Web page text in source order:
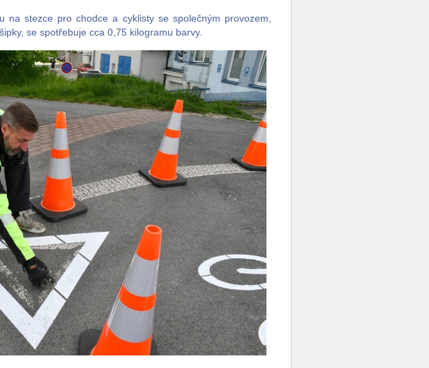
na stezce pro chodce a cyklisty se společným provozem,
se spotřebuje cca 0,75 kilogramu barvy.